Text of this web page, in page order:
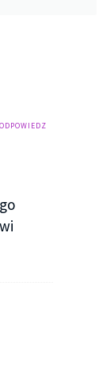
ODPOWIEDZ